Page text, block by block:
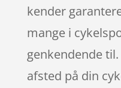
kender
mange i
genkendende
afsted på din